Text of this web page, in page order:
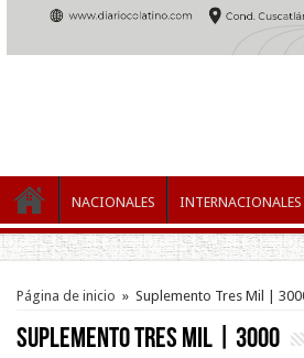
NACIONALES INTERNACIONALES
Página de inicio » Suplemento Tres Mil |
Suplemento Tres Mil | 3000